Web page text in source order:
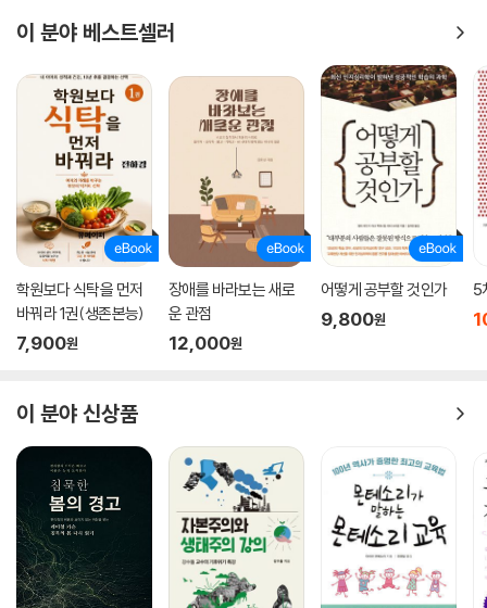
개의 발도르프 유치원이 있으며, 유네스코에서 21세기 학교개혁의 모델로
이 분야 베스트셀러
학원보다 식탁을 먼저
바꿔라 1권(생존본능)
7,900원
장애를 바라보는 새로
운 관점
12,000원
어떻게 공부할 것인가
9,800원
5
이 분야 신상품